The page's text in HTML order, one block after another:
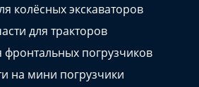
колёсных экскаваторов
для тракторов
фронтальных погрузчиков
на мини погрузчики